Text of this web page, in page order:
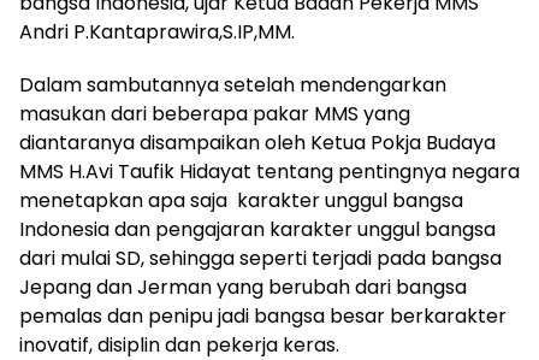
Andri P.Kantaprawira,S.IP,MM.
Dalam sambutannya setelah mendengarkan
masukan dari beberapa pakar MMS yang
diantaranya disampaikan oleh Ketua Pokja Budaya
MMS H.Avi Taufik Hidayat tentang pentingnya negara
menetapkan apa saja karakter unggul bangsa
Indonesia dan pengajaran karakter unggul bangsa
dari mulai SD, sehingga seperti terjadi pada bangsa
Jepang dan Jerman yang berubah dari bangsa
pemalas dan penipu jadi bangsa besar berkarakter
inovatif, disiplin dan pekerja keras.